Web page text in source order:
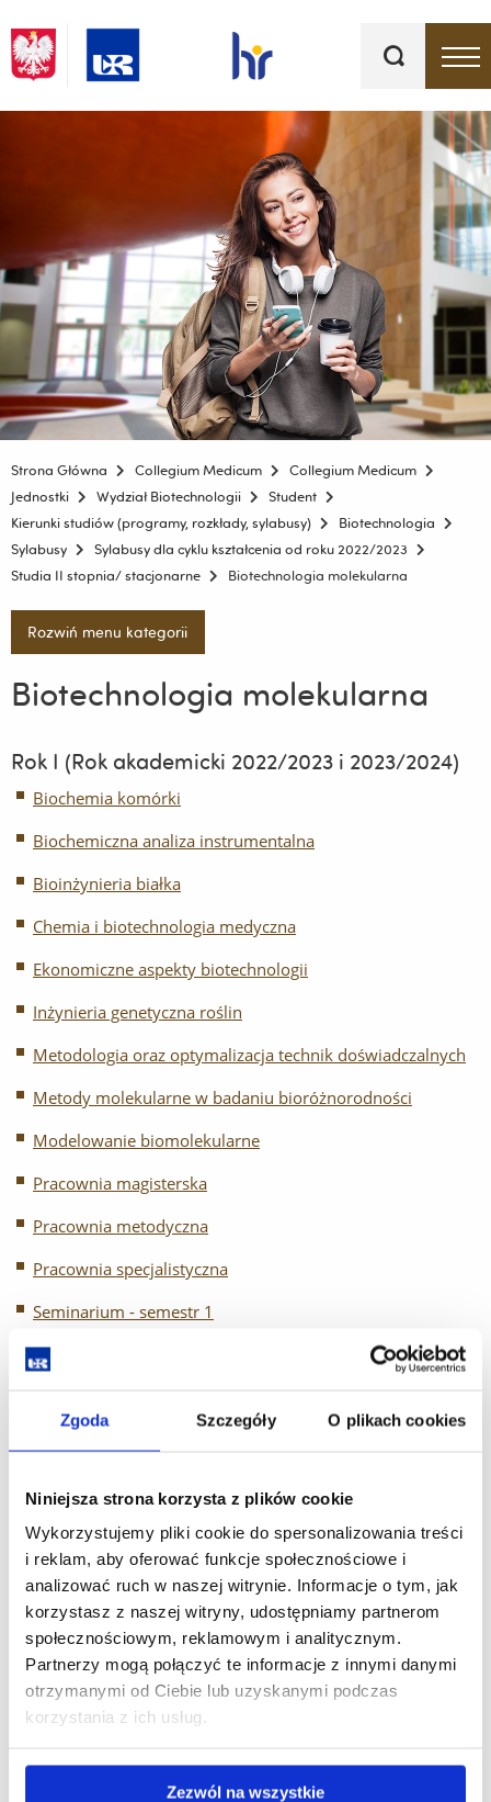
Zgoda Szczegóły O plikach cookies
Niniejsza strona korzysta z plików cookie
Wykorzystujemy pliki cookie do spersonalizowania treści
i reklam, aby oferować funkcje społecznościowe i
analizować ruch w naszej witrynie. Informacje o tym, jak
korzystasz z naszej witryny, udostępniamy partnerom
społecznościowym, reklamowym i analitycznym.
Partnerzy mogą połączyć te informacje z innymi danymi
otrzymanymi od Ciebie lub uzyskanymi podczas
korzystania z ich usług.
Zezwól na wszystkie
kluczowe
Strona Główna Collegium Medicum
Collegium Medicum
Jednostki
Wydział Biotechnologii
Student
Kierunki studiów (programy, rozkłady, sylabusy)
Biotechnologia
Sylabusy
Sylabusy dla cyklu kształcenia od roku 2022/2023
Studia II stopnia/ stacjonarne
Biotechnologia molekularna
Rozwiń menu kategorii
Biotechnologia molekularna
Rok I (Rok akademicki 2022/2023 i 2023/2024)
Biochemia komórki
Biochemiczna analiza instrumentalna
Bioinżynieria białka
Chemia i biotechnologia medyczna
Ekonomiczne aspekty biotechnologii
Inżynieria genetyczna roślin
Metodologia oraz optymalizacja technik doświadczalnych
Metody molekularne w badaniu bioróżnorodności
Modelowanie biomolekularne
Pracownia magisterska
Pracownia metodyczna
Pracownia specjalistyczna
Seminarium - semestr 1
Seminarium - semestr 2
Technologie pomiarowe nanomateriałów
Toksykologia molekularna
Wykład monograficzny
Zastosowanie nanotechnologii w praktyce laboratoryjnej
Rok II (Rok akademicki 2023/2024)
Pracownia magisterska